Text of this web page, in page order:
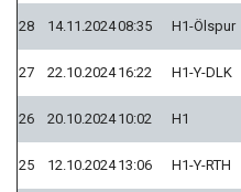
28 14.11.202408:35 H1-Ölspur
27 22.10.2024 16:22 H1-Y-DLK
26 20.10.2024 10:02 H1
25 12.10.2024 13:06 H1-Y-RTH